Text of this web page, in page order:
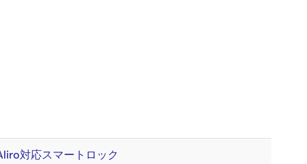
対応スマートロック